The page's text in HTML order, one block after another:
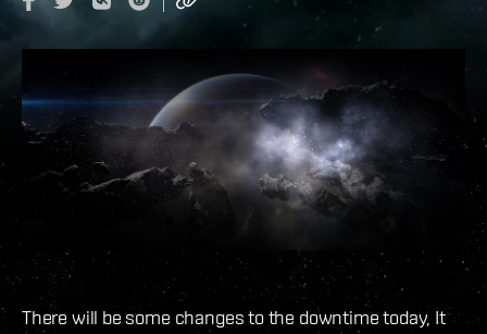
There will be some changes to the downtime today, It